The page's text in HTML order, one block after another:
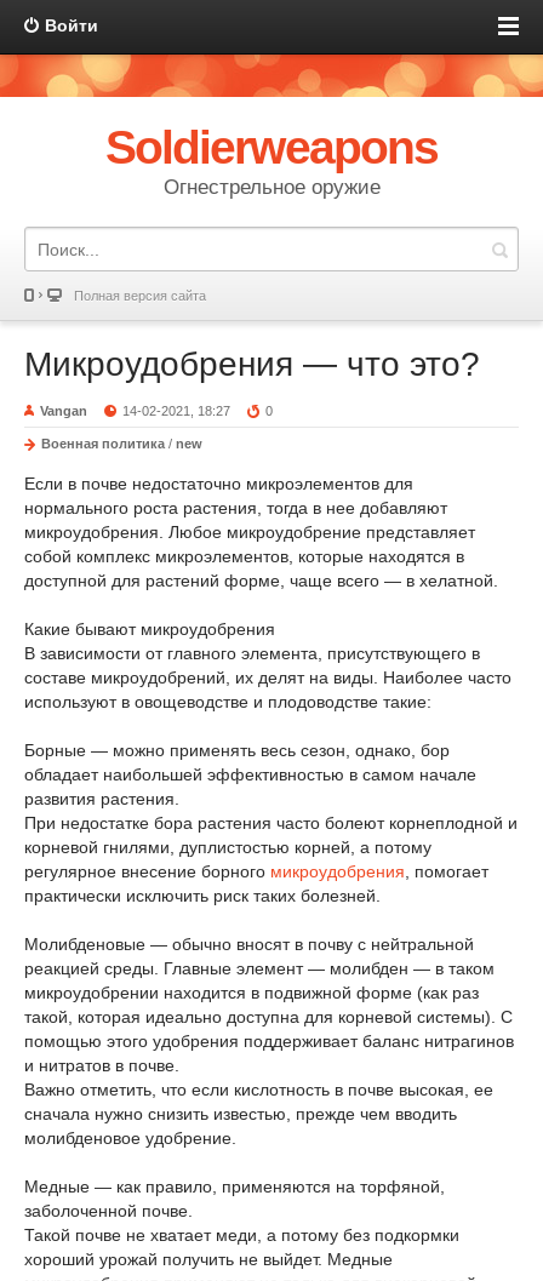
Войти
Soldierweapons
Огнестрельное оружие
Полная версия сайта
Микроудобрения — что это?
Vangan 14-02-2021, 18:27 0
Военная политика / new
Если в почве недостаточно микроэлементов для
нормального роста растения, тогда в нее добавляют
микроудобрения. Любое микроудобрение представляет
собой комплекс микроэлементов, которые находятся в
доступной для растений форме, чаще всего — в хелатной.
Какие бывают микроудобрения
В зависимости от главного элемента, присутствующего в
составе микроудобрений, их делят на виды. Наиболее часто
используют в овощеводстве и плодоводстве такие:
Борные — можно применять весь сезон, однако, бор
обладает наибольшей эффективностью в самом начале
развития растения.
При недостатке бора растения часто болеют корнеплодной и
корневой гнилями, дуплистостью корней, а потому
регулярное внесение борного микроудобрения , помогает
практически исключить риск таких болезней.
Молибденовые — обычно вносят в почву с нейтральной
реакцией среды. Главные элемент — молибден — в таком
микроудобрении находится в подвижной форме (как раз
такой, которая идеально доступна для корневой системы). С
помощью этого удобрения поддерживает баланс нитрагинов
и нитратов в почве.
Важно отметить, что если кислотность в почве высокая, ее
сначала нужно снизить известью, прежде чем вводить
молибденовое удобрение.
Медные — как правило, применяются на торфяной,
заболоченной почве.
Такой почве не хватает меди, а потому без подкормки
хороший урожай получить не выйдет. Медные